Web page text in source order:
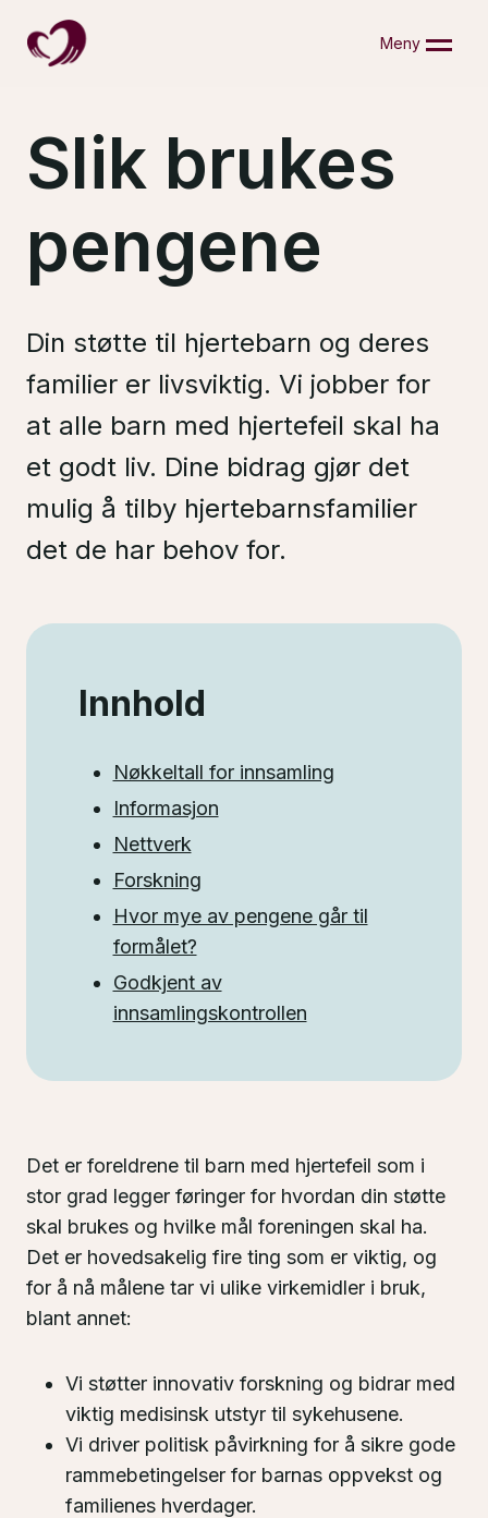
Meny
Slik brukes
pengene
Din støtte til hjertebarn og deres
familier er livsviktig. Vi jobber for
at alle barn med hjertefeil skal ha
et godt liv. Dine bidrag gjør det
mulig å tilby hjertebarnsfamilier
det de har behov for.
Innhold
Nøkkeltall for innsamling
Informasjon
Nettverk
Forskning
Hvor mye av pengene går til
formålet?
Godkjent av
innsamlingskontrollen
Det er foreldrene til barn med hjertefeil som i
stor grad legger føringer for hvordan din støtte
skal brukes og hvilke mål foreningen skal ha.
Det er hovedsakelig fire ting som er viktig, og
for å nå målene tar vi ulike virkemidler i bruk,
blant annet:
Vi støtter innovativ forskning og bidrar med
viktig medisinsk utstyr til sykehusene.
Vi driver politisk påvirkning for å sikre gode
rammebetingelser for barnas oppvekst og
familienes hverdager.